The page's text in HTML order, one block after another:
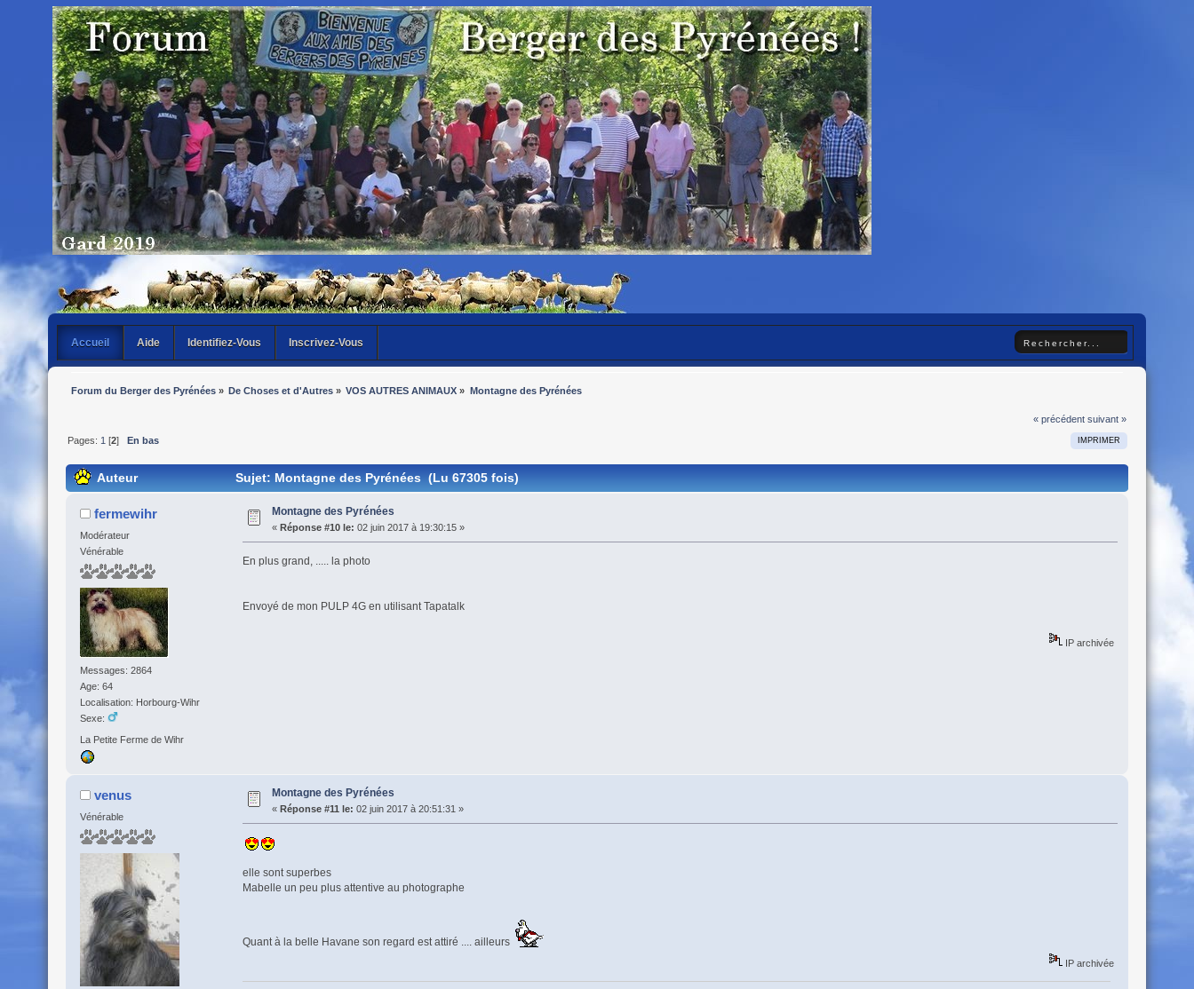
Accueil Aide Identifiez-Vous Inscrivez-Vous
Forum du Berger des Pyrénées» De Choses et d'Autres » VOS AUTRES ANIMAUX » Montagne des Pyrénées
« précédent suivant »
IMPRIMER
Pages: 1 [2] En bas
Auteur Sujet: Montagne des Pyrénées (Lu 67305 fois)
fermewihr
Modérateur
Vénérable
Messages: 2864
Age: 64
Localisation: Horbourg-Wihr
Sexe:
La Petite Ferme de Wihr
Montagne des Pyrénées
« Réponse #10 le: 02 juin 2017 à 19:30:15 »
En plus grand, ..... la photo
Envoyé de mon PULP 4G en utilisant Tapatalk
IP archivée
venus
Vénérable
Montagne des Pyrénées
« Réponse #11 le: 02 juin 2017 à 20:51:31 »
elle sont superbes
Mabelle un peu plus attentive au photographe
Quant à la belle Havane son regard est attiré .... ailleurs
IP archivée